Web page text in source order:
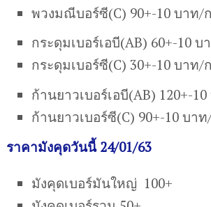
พวงมณีบอร์ซี(C) 90+-10 บาท/
กระดุมเบอร์เอบี(AB) 60+-10 บ
กระดุมเบอร์ซี(C) 30+-10 บาท/
ก้านยาวเบอร์เอบี(AB) 120+-
ก้านยาวเบอร์ซี(C) 90+-10 บา
ราคามังคุดวันนี้ 24/01/63
มังคุดเบอร์มันใหญ่ 100+